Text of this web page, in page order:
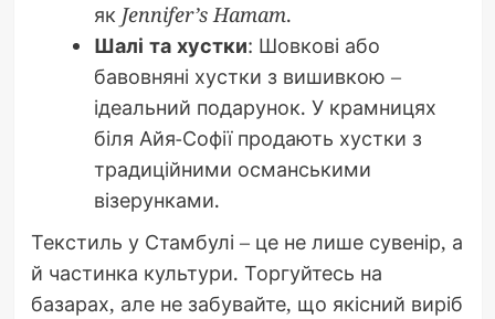
як Jennifer’s Hamam.
Шалі та хустки: Шовкові або
бавовняні хустки з вишивкою –
ідеальний подарунок. У крамницях
біля Айя-Софії продають хустки з
традиційними османськими
візерунками.
Текстиль у Стамбулі – це не лише сувенір, а
й частинка культури. Торгуйтесь на
базарах, але не забувайте, що якісний виріб